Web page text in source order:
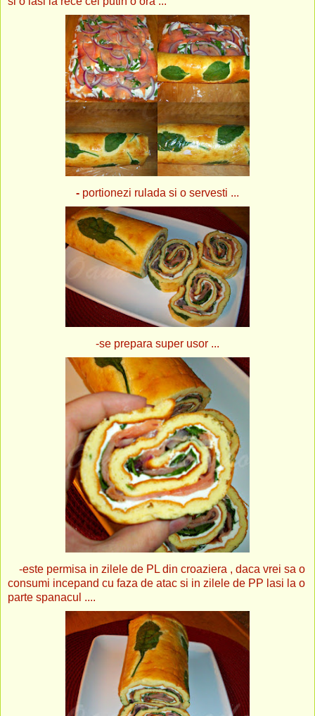
- portionezi rulada si o servesti ...
-se prepara super usor ...
-este permisa in zilele de PL din croaziera , daca vrei sa o
consumi incepand cu faza de atac si in zilele de PP lasi la o
parte spanacul ....